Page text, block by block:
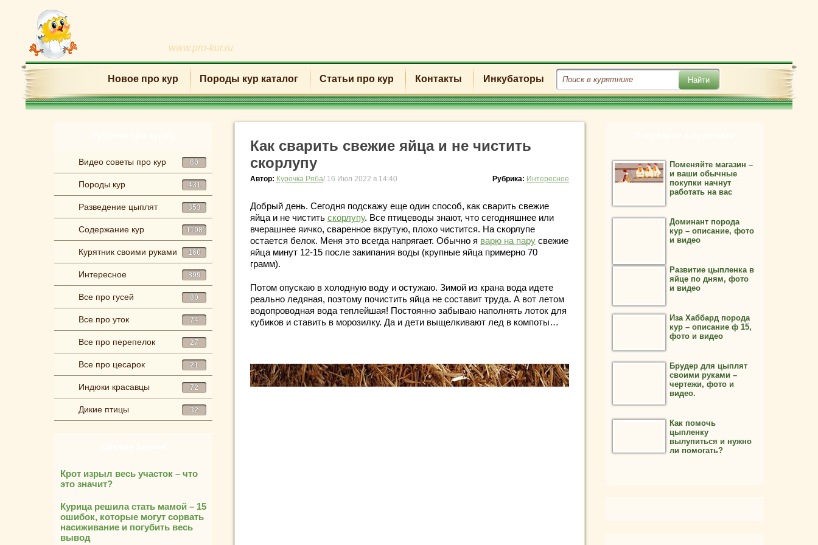
www.pro-kur.ru
Новое про кур Породы кур каталог Статьи про кур Контакты Инкубаторы
Видео советы про кур 60
Породы кур 431
Разведение цыплят 353
Содержание кур 1108
Курятник своими руками 160
Интересное 899
Все про гусей 80
Все про уток 74
Все про перепелок 27
Все про цесарок 21
Индюки красавцы 72
Дикие птицы 32
Крот изрыл весь участок – что
это значит?
Курица решила стать мамой – 15
ошибок, которые могут сорвать
насиживание и погубить весь
вывод
Как сварить свежие яйца и не чистить
скорлупу
Автор: Курочка Ряба/ 16 Июл 2022 в 14:40 Рубрика: Интересное
Добрый день. Сегодня подскажу еще один способ, как сварить свежие
яйца и не чистить скорлупу. Все птицеводы знают, что сегодняшнее или
вчерашнее яичко, сваренное вкрутую, плохо чистится. На скорлупе
остается белок. Меня это всегда напрягает. Обычно я варю на пару свежие
яйца минут 12-15 после закипания воды (крупные яйца примерно 70
грамм).
Потом опускаю в холодную воду и остужаю. Зимой из крана вода идете
реально ледяная, поэтому почистить яйца не составит труда. А вот летом
водопроводная вода теплейшая! Постоянно забываю наполнять лоток для
кубиков и ставить в морозилку. Да и дети выщелкивают лед в компоты…
Поменяйте магазин –
и ваши обычные
покупки начнут
работать на вас
Доминант порода
кур – описание, фото
и видео
Развитие цыпленка в
яйце по дням, фото
и видео
Иза Хаббард порода
кур – описание ф 15,
фото и видео
Брудер для цыплят
своими руками –
чертежи, фото и
видео.
Как помочь
цыпленку
вылупиться и нужно
ли помогать?